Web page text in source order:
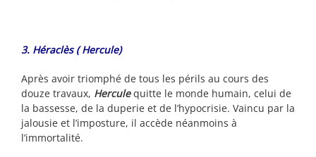
3. Héraclès ( Hercule)
Après avoir triomphé de tous les périls au cours des
douze travaux, Herculequitte le monde humain, celui de
la bassesse, de la duperie et de l’hypocrisie. Vaincu par la
jalousie et l’imposture, il accède néanmoins à
l’immortalité.